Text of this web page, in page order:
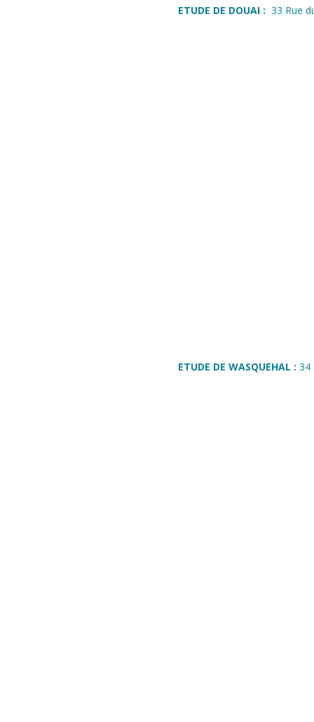
ETUDE DE DOUAI : 33 Rue
ETUDE DE WASQUEHAL : 34